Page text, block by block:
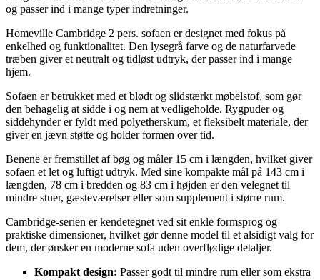
og passer ind i mange typer indretninger.
Homeville Cambridge 2 pers. sofaen er designet med fokus på
enkelhed og funktionalitet. Den lysegrå farve og de naturfarvede
træben giver et neutralt og tidløst udtryk, der passer ind i mange
hjem.
Sofaen er betrukket med et blødt og slidstærkt møbelstof, som gør
den behagelig at sidde i og nem at vedligeholde. Rygpuder og
siddehynder er fyldt med polyetherskum, et fleksibelt materiale, der
giver en jævn støtte og holder formen over tid.
Benene er fremstillet af bøg og måler 15 cm i længden, hvilket giver
sofaen et let og luftigt udtryk. Med sine kompakte mål på 143 cm i
længden, 78 cm i bredden og 83 cm i højden er den velegnet til
mindre stuer, gæsteværelser eller som supplement i større rum.
Cambridge-serien er kendetegnet ved sit enkle formsprog og
praktiske dimensioner, hvilket gør denne model til et alsidigt valg for
dem, der ønsker en moderne sofa uden overflødige detaljer.
Kompakt design: Passer godt til mindre rum eller som ekstra